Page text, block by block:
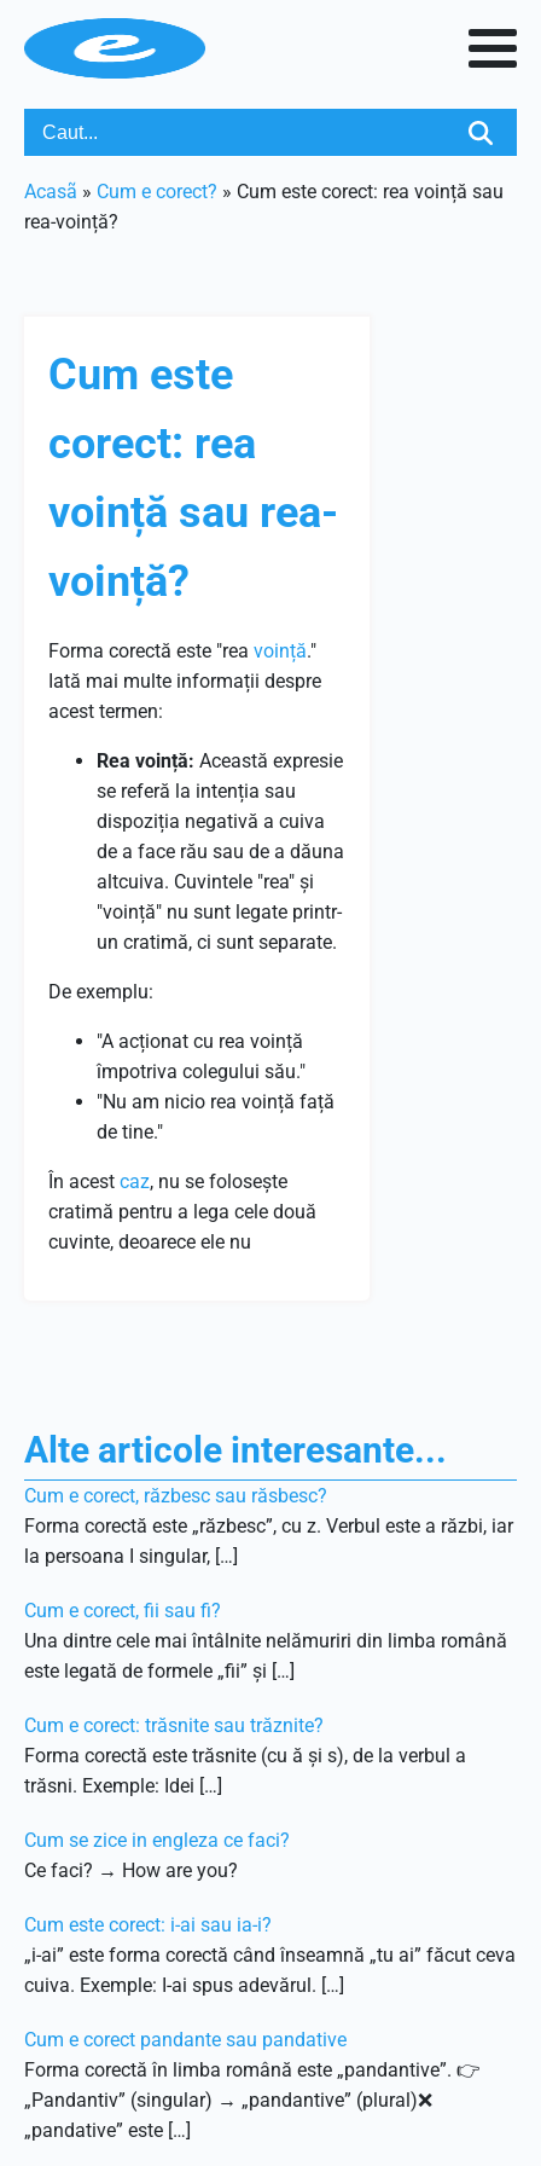
Acasã » Cum e corect? » Cum este corect: rea voință sau
rea-voință?
Cum este
corect: rea
voință sau rea-
voință?
Forma corectă este "rea voință."
Iată mai multe informații despre
acest termen:
Rea voință: Această expresie
se referă la intenția sau
dispoziția negativă a cuiva
de a face rău sau de a dăuna
altcuiva. Cuvintele "rea" și
"voință" nu sunt legate printr-
un cratimă, ci sunt separate.
De exemplu:
"A acționat cu rea voință
împotriva colegului său."
"Nu am nicio rea voință față
de tine."
În acest caz, nu se folosește
cratimă pentru a lega cele două
cuvinte, deoarece ele nu
Alte articole interesante...
Cum e corect, răzbesc sau răsbesc?
Forma corectă este „răzbesc”, cu z. Verbul este a răzbi, iar
la persoana I singular, […]
Cum e corect, fii sau fi?
Una dintre cele mai întâlnite nelămuriri din limba română
este legată de formele „fii” și […]
Cum e corect: trăsnite sau trăznite?
Forma corectă este trăsnite (cu ă și s), de la verbul a
trăsni. Exemple: Idei […]
Cum se zice in engleza ce faci?
Ce faci? → How are you?
Cum este corect: i-ai sau ia-i?
„i-ai” este forma corectă când înseamnă „tu ai” făcut ceva
cuiva. Exemple: I-ai spus adevărul. […]
Cum e corect pandante sau pandative
Forma corectă în limba română este „pandantive”. 👉
„Pandantiv” (singular) → „pandantive” (plural)❌
„pandative” este […]